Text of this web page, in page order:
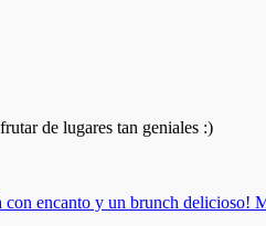
de lugares tan geniales :)
con encanto y un brunch delicioso!